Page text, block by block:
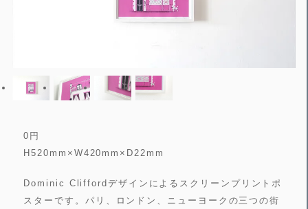
0 円
H520mm×W420mm×D22mm
Dominic Cliffordデザインによるスクリーンプリントポ
スターです。パリ、ロンドン、ニューヨークの三つの街